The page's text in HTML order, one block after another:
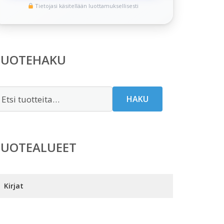
Tietojasi käsitellään luottamuksellisesti
HAKU
Kirjat